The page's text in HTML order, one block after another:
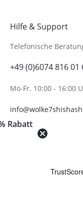
Rabatt
Hilfe & Support
Telefonische
+49 (0)6074 816 01
Mo-Fr. 10:00 - 16:00